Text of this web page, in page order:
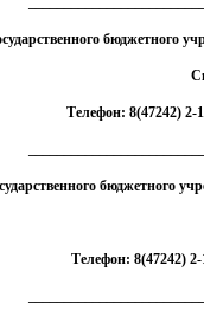
бюджетного
Телефон: 8(47242) 2-
бюджетного
Телефон: 8(47242)